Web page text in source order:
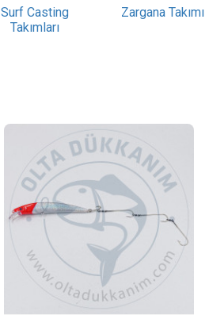
Surf Casting
Takımları
Zargana Takımı